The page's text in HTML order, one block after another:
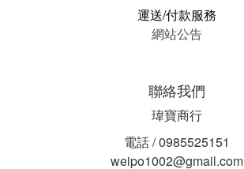
運送/付款服務
網站公告
聯絡我們
瑋寶商行
電話 / 0985525151
weipo1002@gmail.com